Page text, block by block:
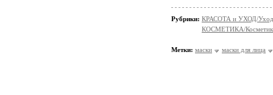
Рубрики: КРАСОТА и УХОД/Уход
КОСМЕТИКА/
Метки: маски маски для лица